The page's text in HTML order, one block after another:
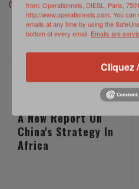
(www.meretmarine.com)
A New Report On
China's Strategy In
Africa
from: Operationnels, DIESL, Paris,
http://www.operationnels.com. You
emails at any time by using the
bottom of every email. Emails are
Cliquez